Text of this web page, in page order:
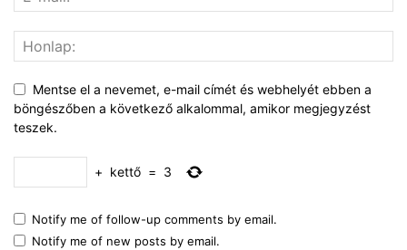
Mentse el a nevemet, e-mail címét és webhelyét ebben a
böngészőben a következő alkalommal, amikor megjegyzést
teszek.
+ kettő = 3
Notify me of follow-up comments by email.
Notify me of new posts by email.